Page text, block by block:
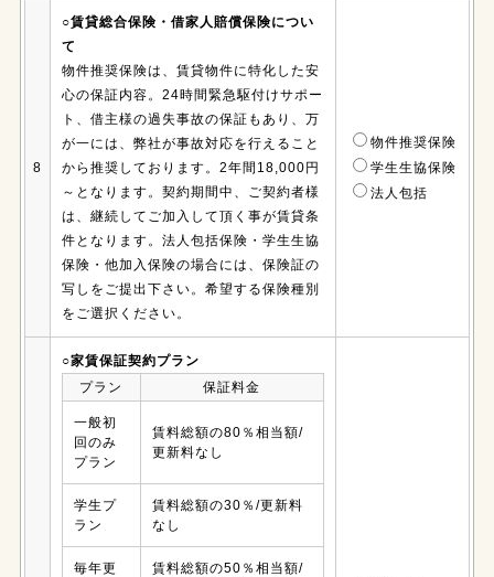
8
○賃貸総合保険・借家人賠償保険につい
て
物件推奨保険は、賃貸物件に特化した安
心の保証内容。24時間緊急駆付けサポー
ト、借主様の過失事故の保証もあり、万
が一には、弊社が事故対応を行えること
から推奨しております。2年間18,000円
～となります。契約期間中、ご契約者様
は、継続してご加入して頂く事が賃貸条
件となります。法人包括保険・学生生協
保険・他加入保険の場合には、保険証の
写しをご提出下さい。希望する保険種別
をご選択ください。
物件推奨保険
学生生協保険
法人包括
○家賃保証契約プラン
プラン
保証料金
一般初
回のみ
プラン
賃料総額の80％相当額/
更新料なし
学生プ
ラン
賃料総額の30％/更新料
なし
毎年更
賃料総額の50％相当額/